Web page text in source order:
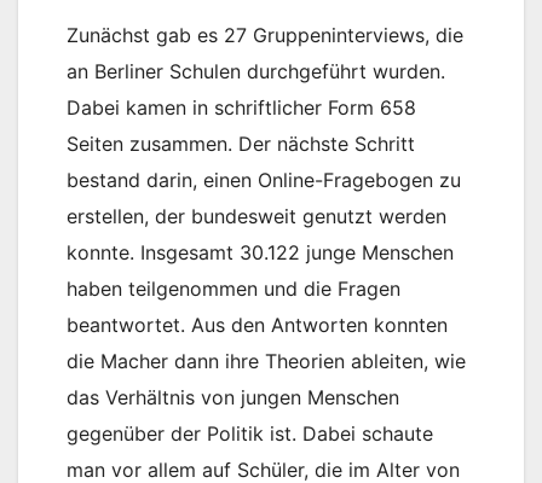
Zunächst gab es 27 Gruppeninterviews, die
an Berliner Schulen durchgeführt wurden.
Dabei kamen in schriftlicher Form 658
Seiten zusammen. Der nächste Schritt
bestand darin, einen Online-Fragebogen zu
erstellen, der bundesweit genutzt werden
konnte. Insgesamt 30.122 junge Menschen
haben teilgenommen und die Fragen
beantwortet. Aus den Antworten konnten
die Macher dann ihre Theorien ableiten, wie
das Verhältnis von jungen Menschen
gegenüber der Politik ist. Dabei schaute
man vor allem auf Schüler, die im Alter von